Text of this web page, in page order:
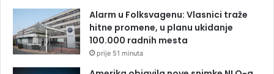
Alarm u Folksvagenu: Vlasnici traže
hitne promene, u planu ukidanje
100.000 radnih mesta
prije 51 minuta